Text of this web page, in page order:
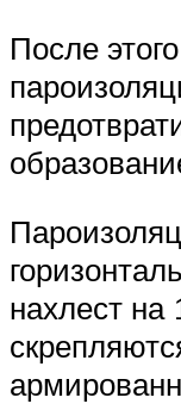
После
нахлест